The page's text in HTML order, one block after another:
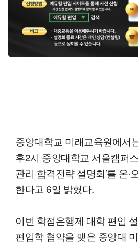
중앙대학교 미래교육원에서
후2시 중앙대학교 서울캠퍼
관리 합격전략 설명회’를 온·
한다고 6일 밝혔다.
이번 학점은행제 대학 편입
편입학 협약을 맺은 중앙대